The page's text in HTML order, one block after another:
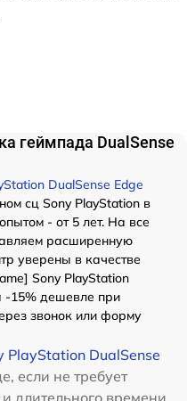
геймпада DualSense
DualSense Edge
сц Sony PlayStation в
- от 5 лет. На все
расширенную
уверены в качестве
Sony PlayStation
-15% дешевле при
звонок или форму
PlayStation DualSense
если не требует
длительного времени